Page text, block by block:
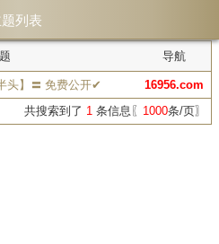
列表
导航
头】〓 免费公开✔
16956.com
共搜索到了 1 条信息〖 1000条/页〗